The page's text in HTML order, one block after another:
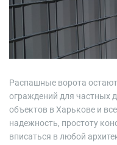
Распашные ворота
ограждений для частных
объектов в Харькове и
надежность, простоту
вписаться в любой